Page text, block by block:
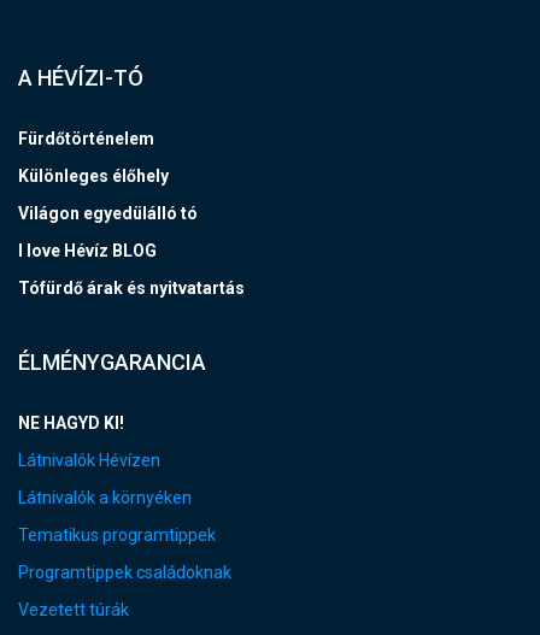
A HÉVÍZI-TÓ
Fürdőtörténelem
Különleges élőhely
Világon egyedülálló tó
I love Hévíz BLOG
Tófürdő árak és nyitvatartás
ÉLMÉNYGARANCIA
NE HAGYD KI!
Látnivalók Hévízen
Látnivalók a környéken
Tematikus programtippek
Programtippek családoknak
Vezetett túrák